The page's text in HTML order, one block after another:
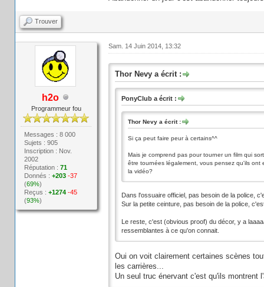
Trouver
h2o
Programmeur fou
Messages : 8 000
Sujets : 905
Inscription : Nov.
2002
Réputation :71
Donnés :+203 -37
(69%)
Reçus :+1274 -45
(93%)
Sam. 14 Juin 2014, 13:32
Thor Nevy a écrit :
PonyClub a écrit :
Thor Nevy a écrit :
Si ça peut faire peur à certains^^
Mais je comprend pas pour tourner un film qui
être tournées légalement, vous pensez qu'ils
la vidéo?
Dans l'ossuaire officiel, pas besoin de la police,
Sur la petite ceinture, pas besoin de la police,
Le reste, c'est (obvious proof) du décor, y a
ressemblantes à ce qu'on connait.
Oui on voit clairement certaines scènes
les carrières...
Un seul truc énervant c'est qu'ils montrent